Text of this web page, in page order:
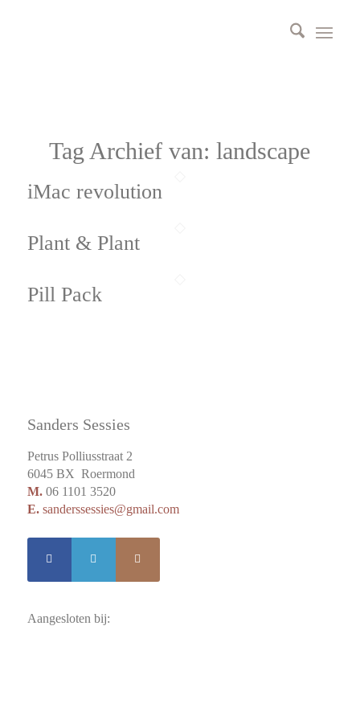
Tag Archief van:landscape
iMac revolution
Plant & Plant
Pill Pack
Sanders Sessies
Petrus Polliusstraat 2
6045 BX Roermond
M.06 1101 3520
E. sanderssessies@gmail.com
Aangesloten bij: